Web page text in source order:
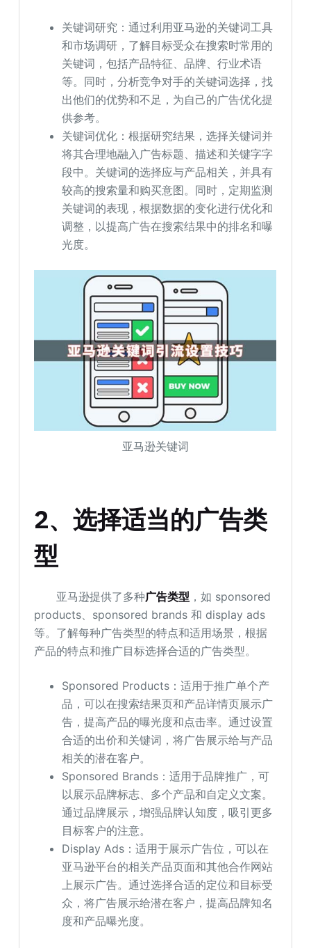
关键词研究：通过利用亚马逊的关键词工具
和市场调研，了解目标受众在搜索时常用的
关键词，包括产品特征、品牌、行业术语
等。同时，分析竞争对手的关键词选择，找
出他们的优势和不足，为自己的广告优化提
供参考。
关键词优化：根据研究结果，选择关键词并
将其合理地融入广告标题、描述和关键字字
段中。关键词的选择应与产品相关，并具有
较高的搜索量和购买意图。同时，定期监测
关键词的表现，根据数据的变化进行优化和
调整，以提高广告在搜索结果中的排名和曝
光度。
亚马逊关键词
2、选择适当的广告类
型
亚马逊提供了多种广告类型 ，如 sponsored
products、sponsored brands 和 display ads
等。了解每种广告类型的特点和适用场景，根据
产品的特点和推广目标选择合适的广告类型。
Sponsored Products：适用于推广单个产
品，可以在搜索结果页和产品详情页展示广
告，提高产品的曝光度和点击率。通过设置
合适的出价和关键词，将广告展示给与产品
相关的潜在客户。
Sponsored Brands：适用于品牌推广，可
以展示品牌标志、多个产品和自定义文案。
通过品牌展示，增强品牌认知度，吸引更多
目标客户的注意。
Display Ads：适用于展示广告位，可以在
亚马逊平台的相关产品页面和其他合作网站
上展示广告。通过选择合适的定位和目标受
众，将广告展示给潜在客户，提高品牌知名
度和产品曝光度。